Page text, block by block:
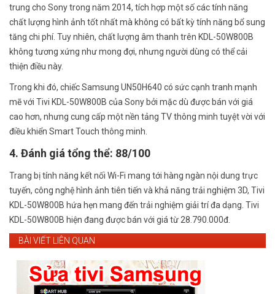
trung cho Sony trong năm 2014, tích hợp một số các tính năng
chất lượng hình ảnh tốt nhất mà không có bất kỳ tính năng bổ sung
tăng chi phí. Tuy nhiên, chất lượng âm thanh trên KDL-50W800B
không tương xứng như mong đợi, nhưng người dùng có thể cải
thiện điều này.
Trong khi đó, chiếc Samsung UN50H640 có sức cạnh tranh mạnh
mẽ với Tivi KDL-50W800B của Sony bởi mặc dù được bán với giá
cao hơn, nhưng cung cấp một nền tảng TV thông minh tuyệt vời với
điều khiển Smart Touch thông minh.
4. Đánh giá tổng thể: 88/100
Trang bị tính năng kết nối Wi-Fi mang tới hàng ngàn nội dung trực
tuyến, công nghệ hình ảnh tiên tiến và khả năng trải nghiệm 3D, Tivi
KDL-50W800B hứa hẹn mang đến trải nghiệm giải trí đa dạng. Tivi
KDL-50W800B hiện đang được bán với giá từ 28.790.000đ.
BÀI VIẾT LIÊN QUAN